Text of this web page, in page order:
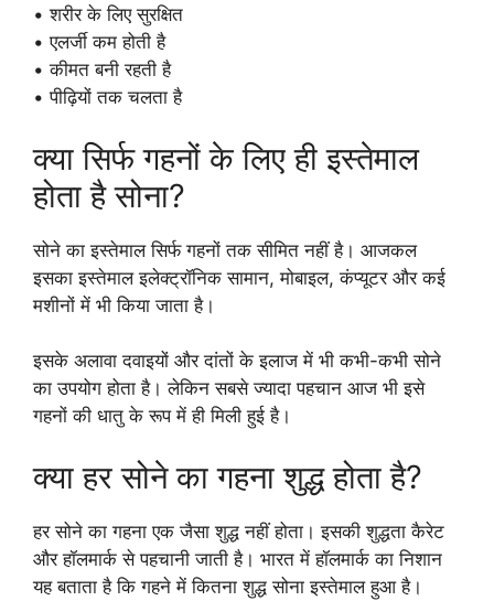
• शरीर के लिए सुरक्षित
• एलर्जी कम होती है
• कीमत बनी रहती है
• पीढ़ियों तक चलता है
क्या सिर्फ गहनों के लिए ही इस्तेमाल
होता है सोना?
सोने का इस्तेमाल सिर्फ गहनों तक सीमित नहीं है। आजकल
इसका इस्तेमाल इलेक्ट्रॉनिक सामान, मोबाइल, कंप्यूटर और कई
मशीनों में भी किया जाता है।
इसके अलावा दवाइयों और दांतों के इलाज में भी कभी-कभी सोने
का उपयोग होता है। लेकिन सबसे ज्यादा पहचान आज भी इसे
गहनों की धातु के रूप में ही मिली हुई है।
क्या हर सोने का गहना शुद्ध होता है?
हर सोने का गहना एक जैसा शुद्ध नहीं होता। इसकी शुद्धता कैरेट
और हॉलमार्क से पहचानी जाती है। भारत में हॉलमार्क का निशान
यह बताता है कि गहने में कितना शुद्ध सोना इस्तेमाल हुआ है।